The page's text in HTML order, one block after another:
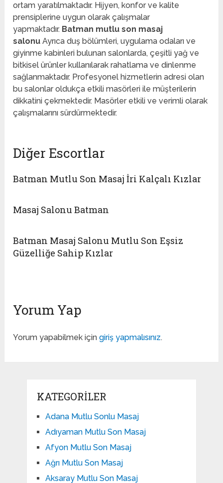
ortam yaratılmaktadır. Hijyen, konfor ve kalite
prensiplerine uygun olarak çalışmalar
yapmaktadır. Batman mutlu son masaj
salonuAyrıca duş bölümleri, uygulama odaları ve
giyinme kabinleri bulunan salonlarda, çeşitli yağ ve
bitkisel ürünler kullanılarak rahatlama ve dinlenme
sağlanmaktadır. Profesyonel hizmetlerin adresi olan
bu salonlar oldukça etkili masörleri ile müşterilerin
dikkatini çekmektedir. Masörler etkili ve verimli olarak
çalışmalarını sürdürmektedir.
Diğer Escortlar
Batman Mutlu Son Masaj İri Kalçalı Kızlar
Masaj Salonu Batman
Batman Masaj Salonu Mutlu Son Eşsiz
Güzelliğe Sahip Kızlar
Yorum Yap
Yorum yapabilmek içingiriş yapmalısınız.
KATEGORILER
Adana Mutlu Sonlu Masaj
Adıyaman Mutlu Son Masaj
Afyon Mutlu Son Masaj
Ağrı Mutlu Son Masaj
Aksaray Mutlu Son Masaj